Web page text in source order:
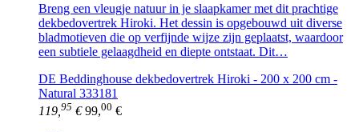
Breng een vleugje natuur in je slaapkamer met dit prachtige
dekbedovertrek Hiroki. Het dessin is opgebouwd uit diverse
bladmotieven die op verfijnde wijze zijn geplaatst, waardoor
een subtiele gelaagdheid en diepte ontstaat. Dit…
DE Beddinghouse dekbedovertrek Hiroki - 200 x 200 cm -
Natural 333181
119, 95 €99,00 €